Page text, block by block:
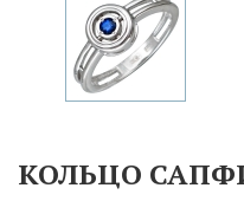
КОЛЬЦО